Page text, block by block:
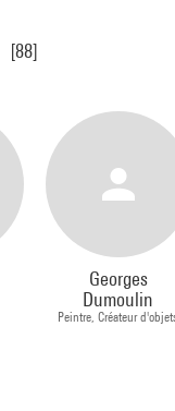
[88]
Georges
Dumoulin
Peintre, Créateur